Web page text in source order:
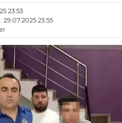
23:53
23:55